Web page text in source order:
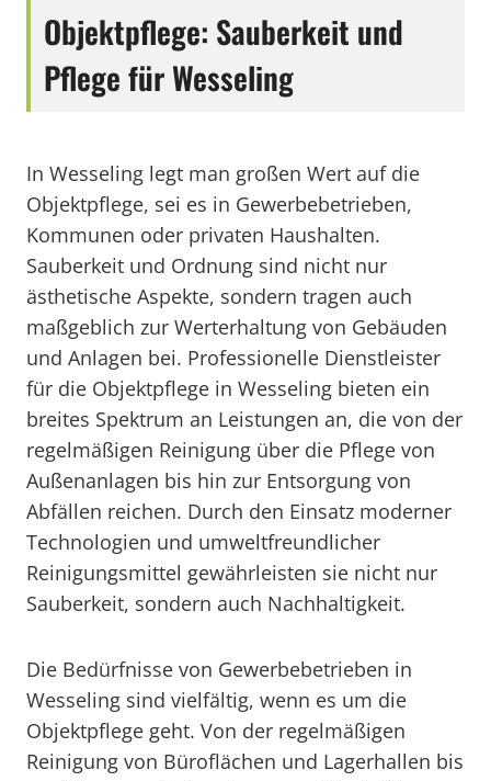
Objektpflege: Sauberkeit und
Pflege für Wesseling
In Wesseling legt man großen Wert auf die
Objektpflege, sei es in Gewerbebetrieben,
Kommunen oder privaten Haushalten.
Sauberkeit und Ordnung sind nicht nur
ästhetische Aspekte, sondern tragen auch
maßgeblich zur Werterhaltung von Gebäuden
und Anlagen bei. Professionelle Dienstleister
für die Objektpflege in Wesseling bieten ein
breites Spektrum an Leistungen an, die von der
regelmäßigen Reinigung über die Pflege von
Außenanlagen bis hin zur Entsorgung von
Abfällen reichen. Durch den Einsatz moderner
Technologien und umweltfreundlicher
Reinigungsmittel gewährleisten sie nicht nur
Sauberkeit, sondern auch Nachhaltigkeit.
Die Bedürfnisse von Gewerbebetrieben in
Wesseling sind vielfältig, wenn es um die
Objektpflege geht. Von der regelmäßigen
Reinigung von Büroflächen und Lagerhallen bis